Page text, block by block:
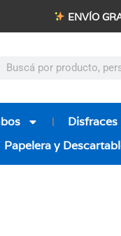
ENVÍO
Disfraces
Papelera y